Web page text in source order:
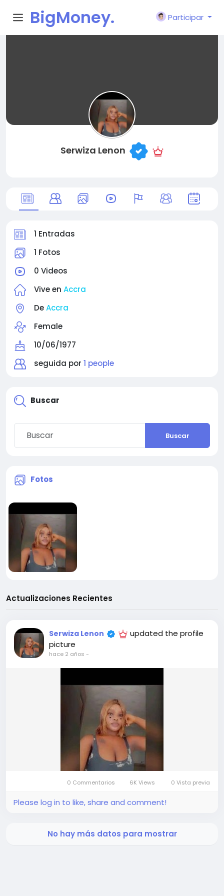
BigMoney.
Participar
Serwiza Lenon
1 Entradas
1 Fotos
0 Videos
Vive en Accra
DeAccra
Female
10/06/1977
seguida por 1 people
Buscar
Buscar
Fotos
Actualizaciones Recientes
Serwiza Lenon
updated the profile
picture
hace 2 años -
0 Commentarios 6K Views 0 Vista previa
Please log in to like, share and comment!
No hay más datos para mostrar